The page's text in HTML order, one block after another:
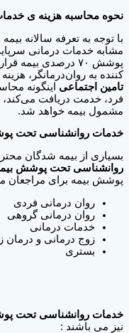
نحوه محاسبه هزینه ی
با توجه به تعرفه سالانه
مشابه خدمات درمانی
پوشش ۷۰ درصدی
کننده به روان‌درمانگر، هزینه
تامین اجتماعی اینگونه
مشمول بیمه خواهد شد.
خدمات روانشناسی تحت
بسیاری از بیمه شدگان
روانشناسی تحت پوشش
پوشش بیمه برای مراجعان
روان‌ درمانی فردی
روان درمانی گروهی
خدمات درمانی
زوج درمانی و درمان
بستری
خدمات روانشناسی تحت
نیز می باشند :